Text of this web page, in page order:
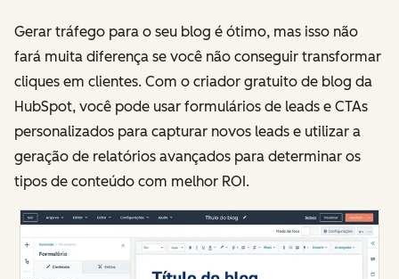
Gerar tráfego para o seu blog é ótimo, mas isso não
fará muita diferença se você não conseguir transformar
cliques em clientes. Com o criador gratuito de blog da
HubSpot, você pode usar formulários de leads e CTAs
personalizados para capturar novos leads e utilizar a
geração de relatórios avançados para determinar os
tipos de conteúdo com melhor ROI.